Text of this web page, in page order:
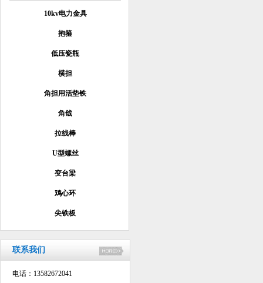
10kv电力金具
抱箍
低压瓷瓶
横担
角担用活垫铁
角戗
拉线棒
U型螺丝
变台梁
鸡心环
尖铁板
联系我们
电话：13582672041